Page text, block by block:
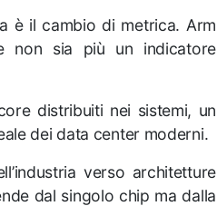
è il cambio di metrica. Arm
non sia più un indicatore
distribuiti nei sistemi, un
dei data center moderni.
verso architetture
dal singolo chip ma dalla